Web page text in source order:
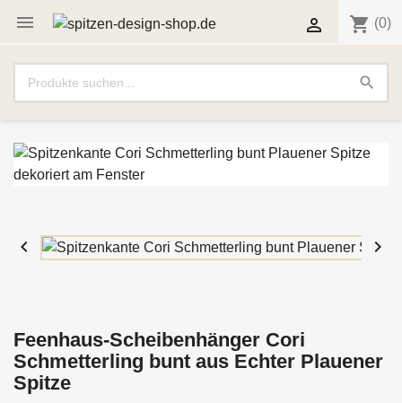
 shopping_cart (0)

search
 
Feenhaus-Scheibenhänger Cori
Schmetterling bunt aus Echter Plauener
Spitze